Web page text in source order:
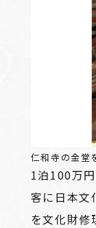
仁和寺の金堂
1泊100万
客に日本文
を文化財修